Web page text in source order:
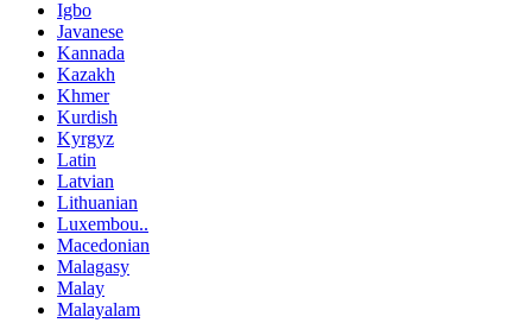
Igbo
Javanese
Kannada
Kazakh
Khmer
Kurdish
Kyrgyz
Latin
Latvian
Lithuanian
Luxembou..
Macedonian
Malagasy
Malay
Malayalam